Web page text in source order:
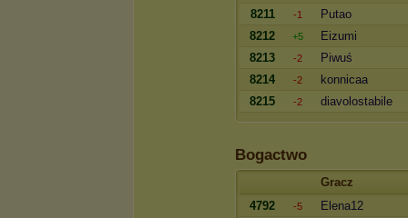
8211
-1
Putao
8212
+5
Eizumi
8213
-2
Piwuś
8214
-2
konnicaa
8215
-2 diavolostabile
Bogactwo
Gracz
4792
-5
Elena12